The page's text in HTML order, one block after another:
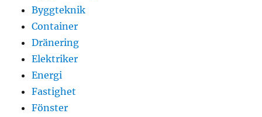
Byggteknik
Container
Dränering
Elektriker
Energi
Fastighet
Fönster